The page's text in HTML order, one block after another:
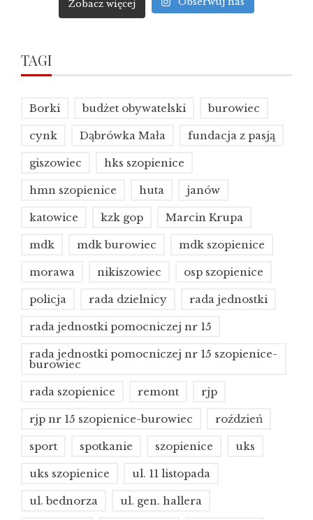
Zobacz więcej
TAGI
Borki budżet obywatelski burowiec
cynk Dąbrówka Mała fundacja z pasją
giszowiec hks szopienice
hmn szopienice huta janów
katowice kzk gop Marcin Krupa
mdk mdk burowiec mdk szopienice
morawa nikiszowiec osp szopienice
policja rada dzielnicy rada jednostki
rada jednostki pomocniczej nr 15
rada jednostki pomocniczej nr 15 szopienice-
burowiec
rada szopienice remont rjp
rjp nr 15 szopienice-burowiec roździeń
sport spotkanie szopienice uks
uks szopienice ul. 11 listopada
ul. bednorza ul. gen. hallera